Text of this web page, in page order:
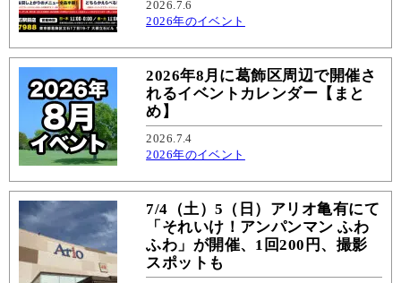
2026.7.6
2026年のイベント
2026年8月に葛飾区周辺で開催さ
れるイベントカレンダー【まと
め】
2026.7.4
2026年のイベント
7/4（土）5（日）アリオ亀有にて
「それいけ！アンパンマン ふわ
ふわ」が開催、1回200円、撮影
スポットも